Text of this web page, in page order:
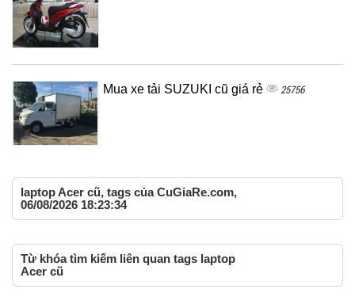
Mua xe tải SUZUKI cũ giá rẻ 25756
laptop Acer cũ, tags của CuGiaRe.com,
06/08/2026 18:23:34
Từ khóa tìm kiếm liên quan tags laptop
Acer cũ